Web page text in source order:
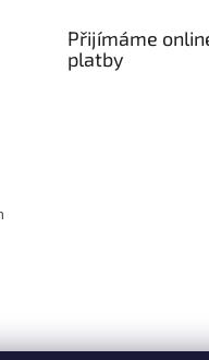
Přijímáme
platby